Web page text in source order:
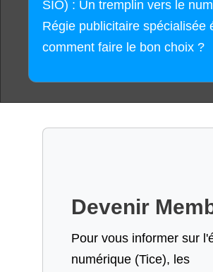
SIO) : Un tremplin vers le
Régie publicitaire spécialisée
comment faire le bon choix ?
Devenir
Pour vous informer sur
numérique (Tice), les